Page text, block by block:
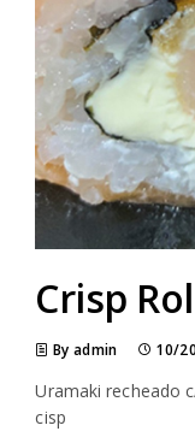
Crisp
By admin 10/
Uramaki recheado
cisp